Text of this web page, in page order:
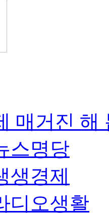
매거진 해
스명당
생경제
디오생활